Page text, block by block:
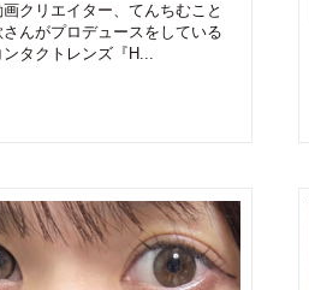
クリエイター、てんちむこと
んがプロデュースをしている
ンタクトレンズ『H...